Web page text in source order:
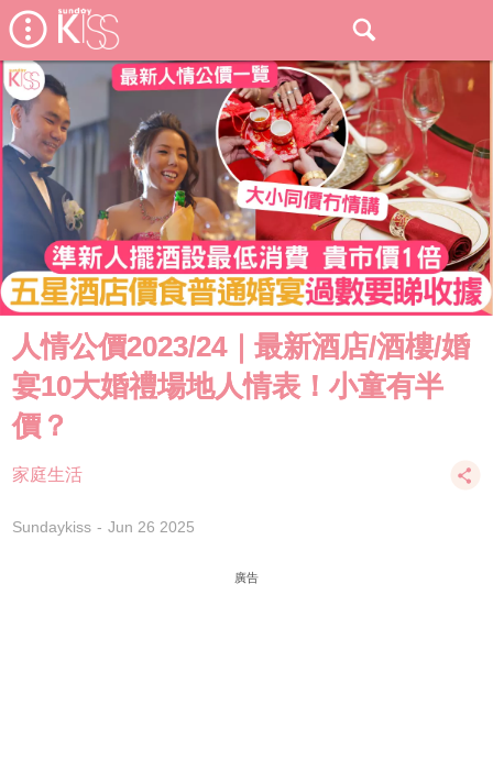
人情公價2023/24｜最新酒店/酒樓/婚
宴10大婚禮場地人情表！小童有半
價？
家庭生活
Sundaykiss Jun 26 2025
廣告